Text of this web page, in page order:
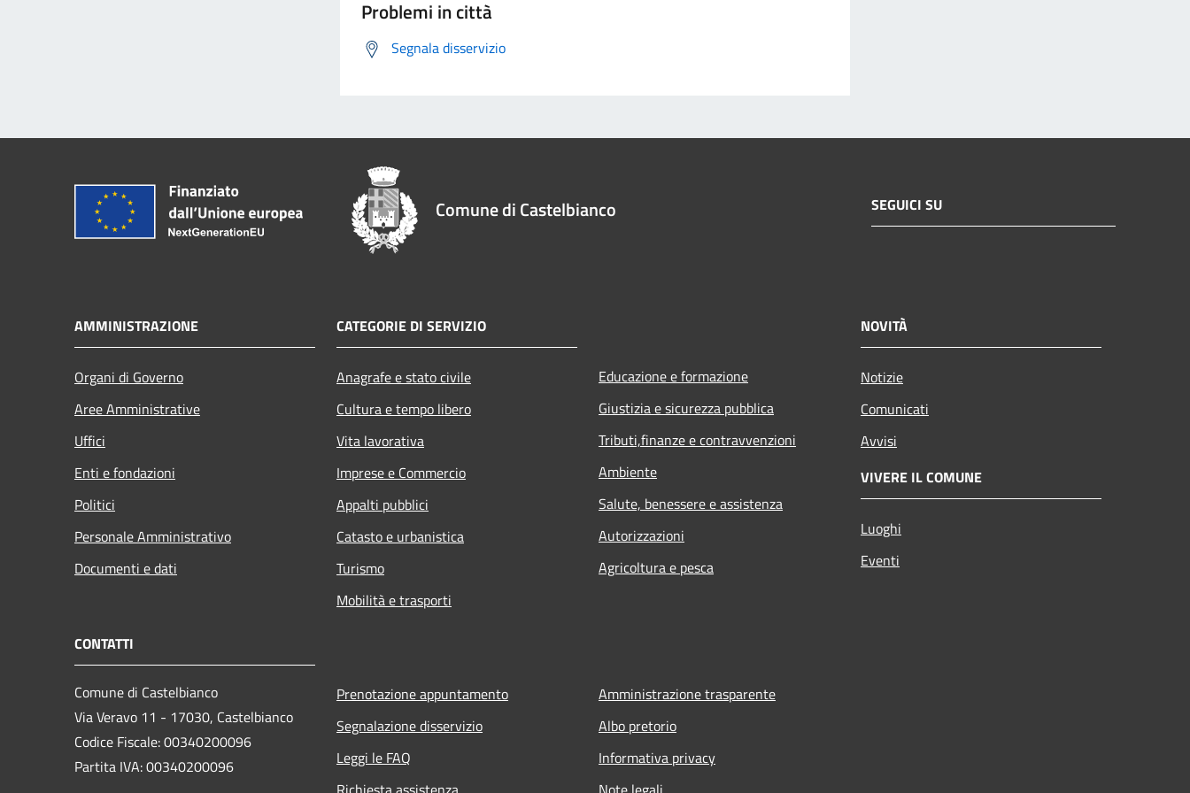
Problemi in città
Segnala disservizio
Comune di Castelbianco SEGUICI SU
AMMINISTRAZIONE
Organi di Governo
Aree Amministrative
Uffici
Enti e fondazioni
Politici
Personale Amministrativo
Documenti e dati
CATEGORIE DI SERVIZIO
Anagrafe e stato civile
Cultura e tempo libero
Vita lavorativa
Imprese e Commercio
Appalti pubblici
Catasto e urbanistica
Turismo
Mobilità e trasporti
Educazione e formazione
Giustizia e sicurezza pubblica
Tributi,finanze e contravvenzioni
Ambiente
Salute, benessere e assistenza
Autorizzazioni
Agricoltura e pesca
NOVITÀ
Notizie
Comunicati
Avvisi
VIVERE IL COMUNE
Luoghi
Eventi
CONTATTI
Comune di Castelbianco
Via Veravo 11 - 17030, Castelbianco
Codice Fiscale: 00340200096
Partita IVA: 00340200096
Prenotazione appuntamento
Segnalazione disservizio
Leggi le FAQ
Amministrazione trasparente
Albo pretorio
Informativa privacy